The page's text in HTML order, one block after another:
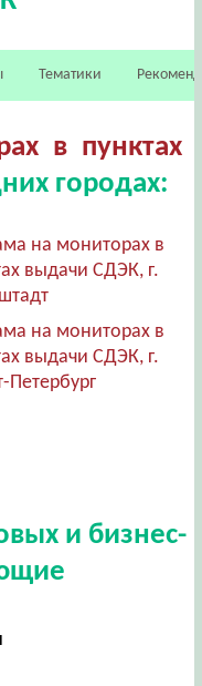
Тематики
в пунктах
городах:
на мониторах в
выдачи СДЭК, г.
на мониторах в
выдачи СДЭК, г.
Петербург
и бизнес-